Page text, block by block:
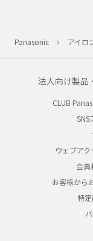
パナソニ